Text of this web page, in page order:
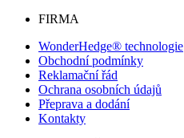
FIRMA
WonderHedge® technologie
Obchodní podmínky
Reklamační řád
Ochrana osobních údajů
Přeprava a dodání
Kontakty